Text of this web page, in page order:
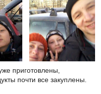
приготовлены,
почти все закуплены.